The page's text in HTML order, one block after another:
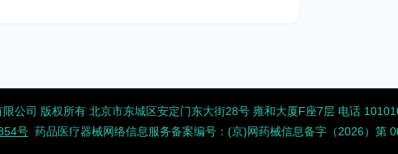
公司 版权所有 北京市东城区安定门东大街28号 雍和大厦F座7层 电话
号药品医疗器械网络信息服务备案编号：(京)网药械信息备字（2026）第